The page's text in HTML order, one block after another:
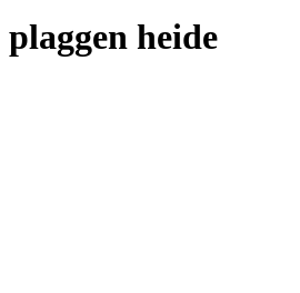
plaggen heide